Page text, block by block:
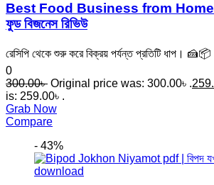
Best Food Business from Home
ফুড বিজনেস রিভিউ
রেসিপি থেকে শুরু করে বিক্রয় পর্যন্ত প্রতিটি ধাপ। 🍰📦
0
300.00৳ Original price was: 300.00৳ .
is: 259.00৳ .
Grab Now
Compare
- 43%